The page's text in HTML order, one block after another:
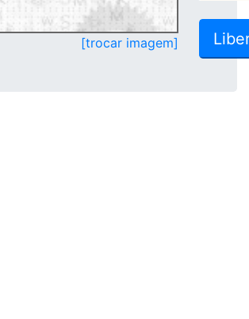
[trocar imagem]